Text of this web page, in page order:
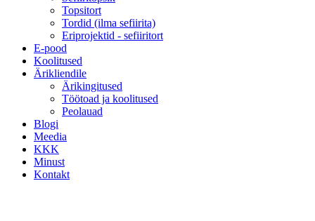
Topsitort
Tordid (ilma sefiirita)
Eriprojektid - sefiiritort
E-pood
Koolitused
Ärikliendile
Ärikingitused
Töötoad ja koolitused
Peolauad
Blogi
Meedia
KKK
Minust
Kontakt